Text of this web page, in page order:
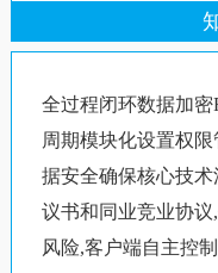
全过程闭环数据加
周期模块化设置权
据安全确保核心技
议书和同业竞业协
风险,客户端自主控